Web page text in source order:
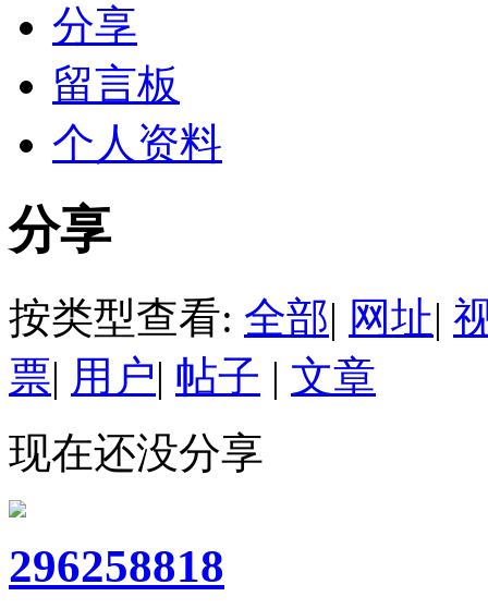
分享
留言板
个人资料
分享
按类型查看: 全部| 网址|
票| 用户| 帖子 | 文章
现在还没分享
296258818